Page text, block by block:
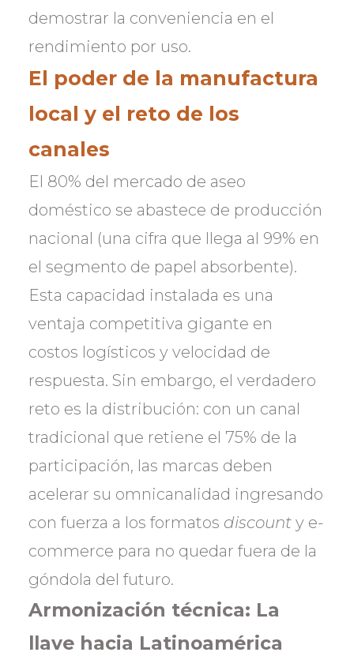
demostrar la conveniencia en el
rendimiento por uso.
El poder de la manufactura
local y el reto de los
canales
El 80% del mercado de aseo
doméstico se abastece de producción
nacional (una cifra que llega al 99% en
el segmento de papel absorbente).
Esta capacidad instalada es una
ventaja competitiva gigante en
costos logísticos y velocidad de
respuesta. Sin embargo, el verdadero
reto es la distribución: con un canal
tradicional que retiene el 75% de la
participación, las marcas deben
acelerar su omnicanalidad ingresando
con fuerza a los formatos discount y e-
commerce para no quedar fuera de la
góndola del futuro.
Armonización técnica: La
llave hacia Latinoamérica